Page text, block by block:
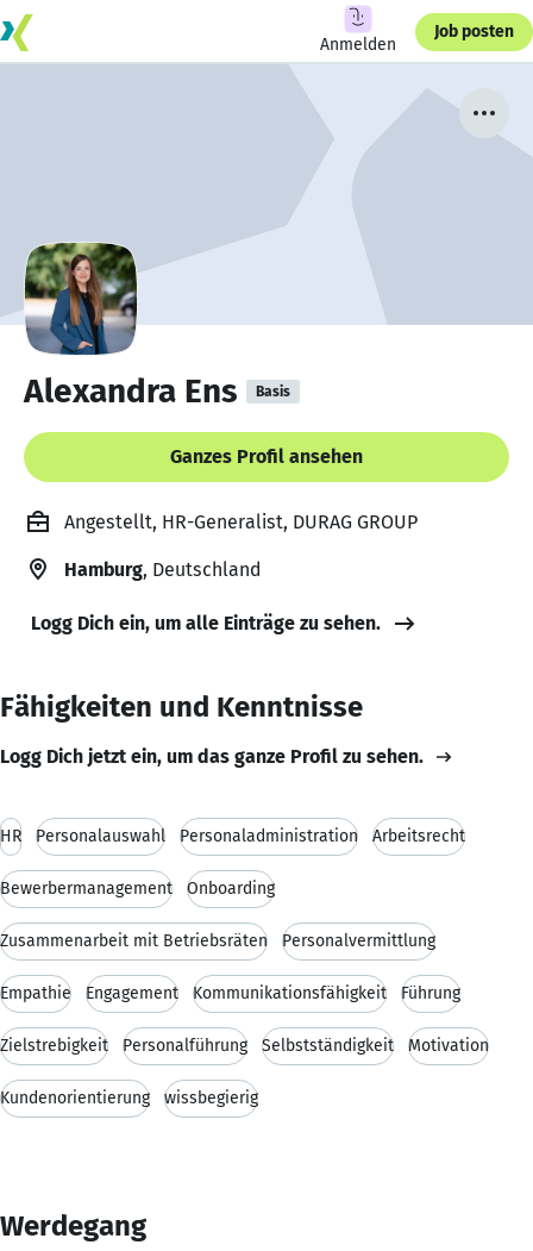
Anmelden
Job posten
Alexandra Ens Basis
Ganzes Profil ansehen
Angestellt, HR-Generalist, DURAG GROUP
Hamburg, Deutschland
Logg Dich ein, um alle Einträge zu sehen.
Fähigkeiten und Kenntnisse
Logg Dich jetzt ein, um das ganze Profil zu sehen.
HR Personalauswahl Personaladministration Arbeitsrecht
Bewerbermanagement Onboarding
Zusammenarbeit mit Betriebsräten Personalvermittlung
Empathie Engagement Kommunikationsfähigkeit Führung
Zielstrebigkeit Personalführung Selbstständigkeit Motivation
Kundenorientierung wissbegierig
Werdegang